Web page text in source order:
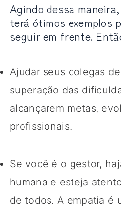
Agindo dessa
terá ótimos exemplos
seguir em frente.
Ajudar seus colegas
superação das
alcançarem metas,
profissionais.
Se você é o gestor,
humana e esteja
de todos. A empatia é